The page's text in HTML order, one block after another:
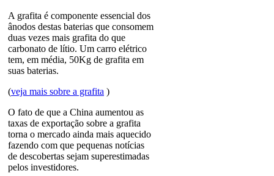
A grafita é componente essencial dos
ânodos destas baterias que consomem
duas vezes mais grafita do que
carbonato de lítio. Um carro elétrico
tem, em média, 50Kg de grafita em
suas baterias.
(veja mais sobre a grafita )
O fato de que a China aumentou as
taxas de exportação sobre a grafita
torna o mercado ainda mais aquecido
fazendo com que pequenas notícias
de descobertas sejam superestimadas
pelos investidores.